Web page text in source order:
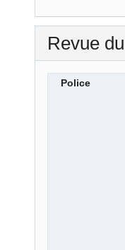
Revue
Police